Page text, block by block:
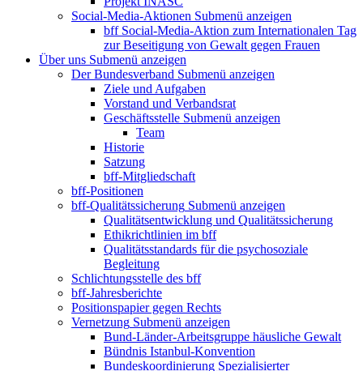
Social-Media-Aktionen Submenü anzeigen
bff Social-Media-Aktion zum Internationalen Tag
zur Beseitigung von Gewalt gegen Frauen
Über uns Submenü anzeigen
Der Bundesverband Submenü anzeigen
Ziele und Aufgaben
Vorstand und Verbandsrat
Geschäftsstelle Submenü anzeigen
Team
Historie
Satzung
bff-Mitgliedschaft
bff-Positionen
bff-Qualitätssicherung Submenü anzeigen
Qualitätsentwicklung und Qualitätssicherung
Ethikrichtlinien im bff
Qualitätsstandards für die psychosoziale
Begleitung
Schlichtungsstelle des bff
bff-Jahresberichte
Positionspapier gegen Rechts
Vernetzung Submenü anzeigen
Bund-Länder-Arbeitsgruppe häusliche Gewalt
Bündnis Istanbul-Konvention
Bundeskoordinierung Spezialisierter